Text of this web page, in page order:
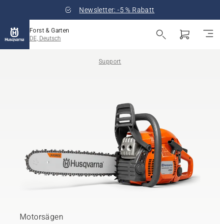
Newsletter: -5 % Rabatt
Forst & Garten
DE, Deutsch
Support
Motorsägen